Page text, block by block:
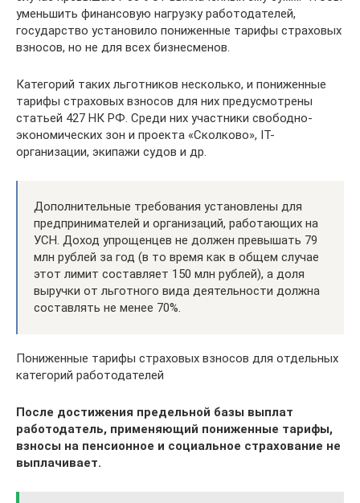
уменьшить финансовую нагрузку работодателей,
государство установило пониженные тарифы страховых
взносов, но не для всех бизнесменов.
Категорий таких льготников несколько, и пониженные
тарифы страховых взносов для них предусмотрены
статьей 427 НК РФ. Среди них участники свободно-
экономических зон и проекта «Сколково», IT-
организации, экипажи судов и др.
Дополнительные требования установлены для
предпринимателей и организаций, работающих на
УСН. Доход упрощенцев не должен превышать 79
млн рублей за год (в то время как в общем случае
этот лимит составляет 150 млн рублей), а доля
выручки от льготного вида деятельности должна
составлять не менее 70%.
Пониженные тарифы страховых взносов для отдельных
категорий работодателей
После достижения предельной базы выплат
работодатель, применяющий пониженные тарифы,
взносы на пенсионное и социальное страхование не
выплачивает.